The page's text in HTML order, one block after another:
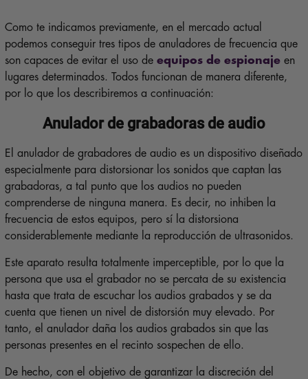
Como te indicamos previamente, en el mercado actual
podemos conseguir tres tipos de anuladores de frecuencia que
son capaces de evitar el uso de equipos de espionajeen
lugares determinados. Todos funcionan de manera diferente,
por lo que los describiremos a continuación:
Anulador de grabadoras de audio
El anulador de grabadores de audio es un dispositivo diseñado
especialmente para distorsionar los sonidos que captan las
grabadoras, a tal punto que los audios no pueden
comprenderse de ninguna manera. Es decir, no inhiben la
frecuencia de estos equipos, pero sí la distorsiona
considerablemente mediante la reproducción de ultrasonidos.
Este aparato resulta totalmente imperceptible, por lo que la
persona que usa el grabador no se percata de su existencia
hasta que trata de escuchar los audios grabados y se da
cuenta que tienen un nivel de distorsión muy elevado. Por
tanto, el anulador daña los audios grabados sin que las
personas presentes en el recinto sospechen de ello.
De hecho, con el objetivo de garantizar la discreción del